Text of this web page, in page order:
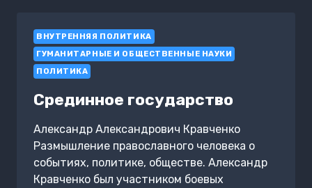
ЕКАТЕРИНЫ
II
ДО
СТАЛИНА
ВНУТРЕННЯЯ ПОЛИТИКА
ГУМАНИТАРНЫЕ И ОБЩЕСТВЕННЫЕ НАУКИ
ПОЛИТИКА
Срединное государство
Александр Александрович Кравченко
Размышление православного человека о
событиях, политике, обществе. Александр
Кравченко был участником боевых